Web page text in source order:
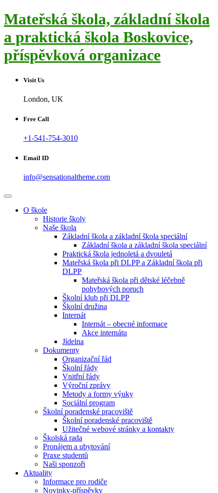
Skip
to
Mateřská škola, základní škola
a praktická škola Boskovice,
příspěvková organizace
Visit Us
London, UK
Free Call
+1-541-754-3010
Email ID
info@sensationaltheme.com
O škole
Historie školy
Naše škola
Základní škola a základní škola speciální
Základní škola a základní škola speciální
Praktická škola jednoletá a dvouletá
Mateřská škola při DLPP a Základní škola při
DLPP
Mateřská škola při dětské léčebně
pohybových poruch
Školní klub při DLPP
Školní družina
Internát
Internát – obecné informace
Akce internátu
Jídelna
Dokumenty
Organizační řád
Školní řády
Vnitřní řády
Výroční zprávy
Metody a formy výuky
Sociální program
Školní poradenské pracoviště
Školní poradenské pracoviště
Užitečné webové stránky a kontakty
Školská rada
Pronájem a ubytování
Praxe studentů
Naši sponzoři
Aktuality
Informace pro rodiče
Novinky-příspěvky